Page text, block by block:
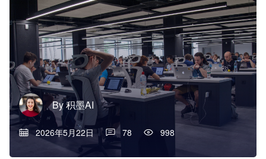
By积墨AI
2026年5月22日 78 998